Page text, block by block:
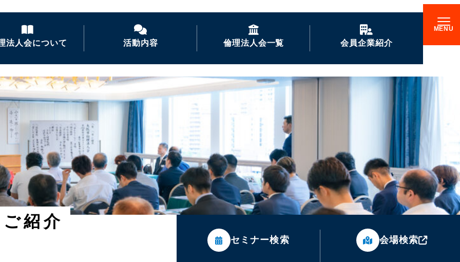
法人会について
法人会とは
を学ぶ
あいさつ
活動内容
経営者モーニングセ
活力朝礼の推進
倫理経営講演会
ナイトセミナー・経営
者の集い
後継者倫理塾
倫理法人会一覧 会員企業紹介
GENKIな会員企業の
ご紹介
セミナー検索 会場検索
紹介